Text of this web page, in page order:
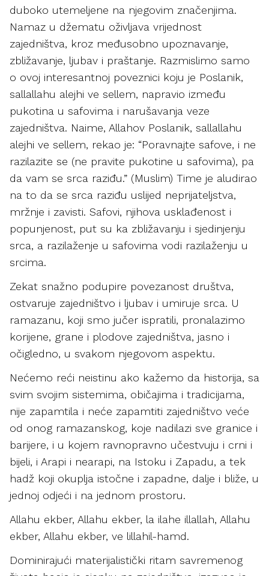
duboko utemeljene na njegovim značenjima.
Namaz u džematu oživljava vrijednost
zajedništva, kroz međusobno upoznavanje,
zbližavanje, ljubav i praštanje. Razmislimo samo
o ovoj interesantnoj poveznici koju je Poslanik,
sallallahu alejhi ve sellem, napravio između
pukotina u safovima i narušavanja veze
zajedništva. Naime, Allahov Poslanik, sallallahu
alejhi ve sellem, rekao je: “Poravnajte safove, i ne
razilazite se (ne pravite pukotine u safovima), pa
da vam se srca raziđu.” (Muslim) Time je aludirao
na to da se srca raziđu uslijed neprijateljstva,
mržnje i zavisti. Safovi, njihova usklađenost i
popunjenost, put su ka zbližavanju i sjedinjenju
srca, a razilaženje u safovima vodi razilaženju u
srcima.
Zekat snažno podupire povezanost društva,
ostvaruje zajedništvo i ljubav i umiruje srca. U
ramazanu, koji smo jučer ispratili, pronalazimo
korijene, grane i plodove zajedništva, jasno i
očigledno, u svakom njegovom aspektu.
Nećemo reći neistinu ako kažemo da historija, sa
svim svojim sistemima, običajima i tradicijama,
nije zapamtila i neće zapamtiti zajedništvo veće
od onog ramazanskog, koje nadilazi sve granice i
barijere, i u kojem ravnopravno učestvuju i crni i
bijeli, i Arapi i nearapi, na Istoku i Zapadu, a tek
hadž koji okuplja istočne i zapadne, dalje i bliže, u
jednoj odjeći i na jednom prostoru.
Allahu ekber, Allahu ekber, la ilahe illallah, Allahu
ekber, Allahu ekber, ve lillahil-hamd.
Dominirajući materijalistički ritam savremenog